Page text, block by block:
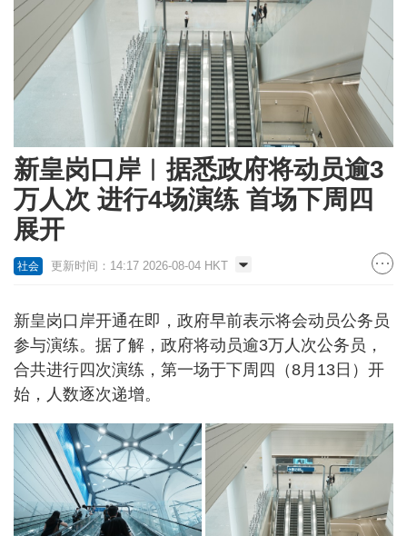
新皇岗口岸︱据悉政府将动员逾3
万人次 进行4场演练 首场下周四
展开
社会 更新时间：14:17 2026-08-04 HKT
新皇岗口岸开通在即，政府早前表示将会动员公务员
参与演练。据了解，政府将动员逾3万人次公务员，
合共进行四次演练，第一场于下周四（8月13日）开
始，人数逐次递增。